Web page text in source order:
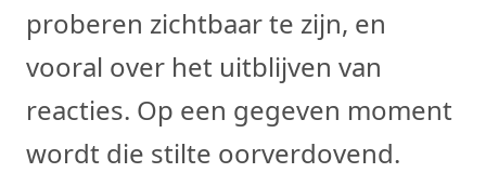
proberen zichtbaar te zijn, en
vooral over het uitblijven van
reacties. Op een gegeven moment
wordt die stilte oorverdovend.